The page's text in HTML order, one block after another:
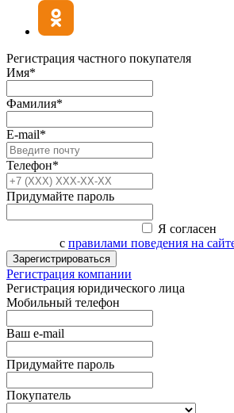
Регистрация частного покупателя
Имя*
Фамилия*
E-mail*
Телефон*
Придумайте пароль
Я согласен
с правилами поведения на
Зарегистрироваться
Регистрация компании
Регистрация юридического лица
Мобильный телефон
Ваш e-mail
Придумайте пароль
Покупатель